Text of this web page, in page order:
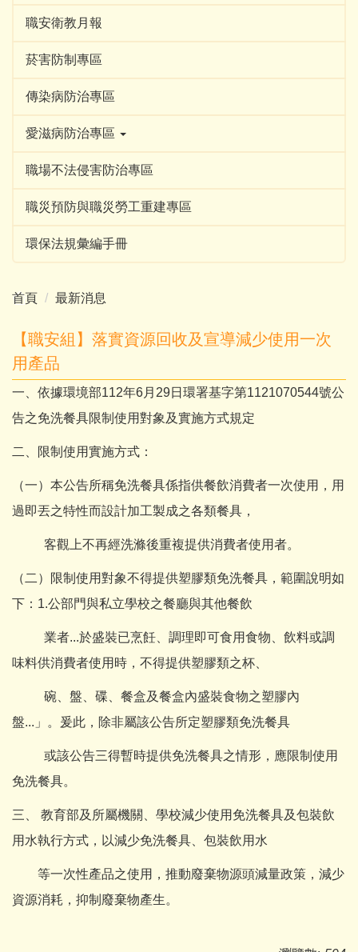
職安衛教月報
菸害防制專區
傳染病防治專區
愛滋病防治專區
職場不法侵害防治專區
職災預防與職災勞工重建專區
環保法規彙編手冊
首頁 最新消息
【職安組】落實資源回收及宣導減少使用一次
用產品
一、依據環境部112年6月29日環署基字第1121070544號公
告之免洗餐具限制使用對象及實施方式規定
二、限制使用實施方式：
（一）本公告所稱免洗餐具係指供餐飲消費者一次使用，用
過即丟之特性而設計加工製成之各類餐具，
客觀上不再經洗滌後重複提供消費者使用者。
（二）限制使用對象不得提供塑膠類免洗餐具，範圍說明如
下：1.公部門與私立學校之餐廳與其他餐飲
業者...於盛裝已烹飪、調理即可食用食物、飲料或調
味料供消費者使用時，不得提供塑膠類之杯、
碗、盤、碟、餐盒及餐盒內盛裝食物之塑膠內
盤...」。爰此，除非屬該公告所定塑膠類免洗餐具
或該公告三得暫時提供免洗餐具之情形，應限制使用
免洗餐具。
三、 教育部及所屬機關、學校減少使用免洗餐具及包裝飲
用水執行方式，以減少免洗餐具、包裝飲用水
等一次性產品之使用，推動廢棄物源頭減量政策，減少
資源消耗，抑制廢棄物產生。